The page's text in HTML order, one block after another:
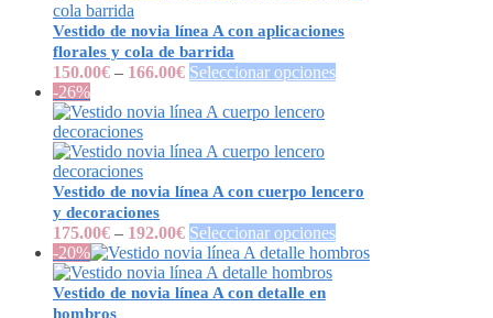
Vestido de novia línea A con aplicaciones
florales y cola de barrida
150.00€ – 166.00€ Seleccionar opciones
-26%
Vestido de novia línea A con cuerpo lencero
y decoraciones
175.00€ – 192.00€ Seleccionar opciones
-20%
Vestido de novia línea A con detalle en
hombros